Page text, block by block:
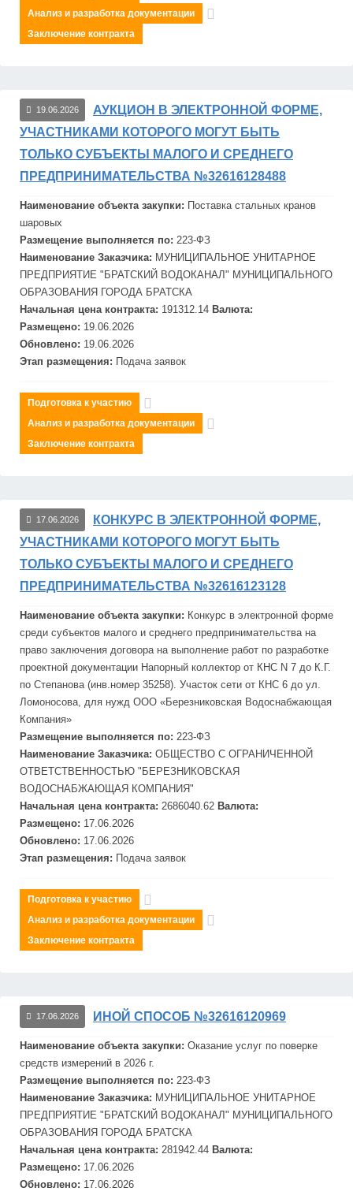
Анализ и разработка документации
Заключение контракта
19.06.2026
АУКЦИОН В ЭЛЕКТРОННОЙ ФОРМЕ,
УЧАСТНИКАМИ КОТОРОГО МОГУТ БЫТЬ
ТОЛЬКО СУБЪЕКТЫ МАЛОГО И СРЕДНЕГО
ПРЕДПРИНИМАТЕЛЬСТВА №32616128488
Наименование объекта закупки: Поставка стальных кранов
шаровых
Размещение выполняется по: 223-ФЗ
Наименование Заказчика: МУНИЦИПАЛЬНОЕ УНИТАРНОЕ
ПРЕДПРИЯТИЕ "БРАТСКИЙ ВОДОКАНАЛ" МУНИЦИПАЛЬНОГО
ОБРАЗОВАНИЯ ГОРОДА БРАТСКА
Начальная цена контракта: 191312.14 Валюта:
Размещено: 19.06.2026
Обновлено: 19.06.2026
Этап размещения: Подача заявок
Подготовка к участию
Анализ и разработка документации
Заключение контракта
17.06.2026
КОНКУРС В ЭЛЕКТРОННОЙ ФОРМЕ,
УЧАСТНИКАМИ КОТОРОГО МОГУТ БЫТЬ
ТОЛЬКО СУБЪЕКТЫ МАЛОГО И СРЕДНЕГО
ПРЕДПРИНИМАТЕЛЬСТВА №32616123128
Наименование объекта закупки: Конкурс в электронной форме
среди субъектов малого и среднего предпринимательства на
право заключения договора на выполнение работ по разработке
проектной документации Напорный коллектор от КНС N 7 до К.Г.
по Степанова (инв.номер 35258). Участок сети от КНС 6 до ул.
Ломоносова, для нужд ООО «Березниковская Водоснабжающая
Компания»
Размещение выполняется по: 223-ФЗ
Наименование Заказчика: ОБЩЕСТВО С ОГРАНИЧЕННОЙ
ОТВЕТСТВЕННОСТЬЮ "БЕРЕЗНИКОВСКАЯ
ВОДОСНАБЖАЮЩАЯ КОМПАНИЯ"
Начальная цена контракта: 2686040.62 Валюта:
Размещено: 17.06.2026
Обновлено: 17.06.2026
Этап размещения: Подача заявок
Подготовка к участию
Анализ и разработка документации
Заключение контракта
17.06.2026 ИНОЙ СПОСОБ №32616120969
Наименование объекта закупки: Оказание услуг по поверке
средств измерений в 2026 г.
Размещение выполняется по: 223-ФЗ
Наименование Заказчика: МУНИЦИПАЛЬНОЕ УНИТАРНОЕ
ПРЕДПРИЯТИЕ "БРАТСКИЙ ВОДОКАНАЛ" МУНИЦИПАЛЬНОГО
ОБРАЗОВАНИЯ ГОРОДА БРАТСКА
Начальная цена контракта: 281942.44 Валюта:
Размещено: 17.06.2026
Обновлено: 17.06.2026